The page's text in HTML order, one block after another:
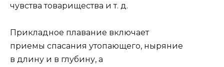
чувства товарищества и т. д.
Прикладное плавание включает
приемы спасания утопающего, ныряние
в длину и в глубину, а